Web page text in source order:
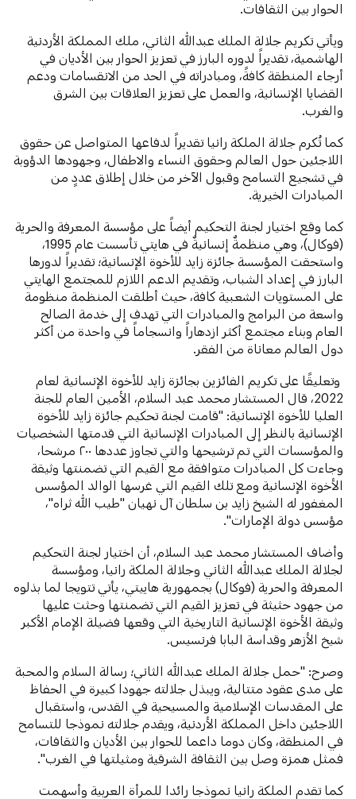
الحوار بين الثقافات.
ويأتي تكريم جلالة الملك عبدالله الثاني، ملك المملكة الأردنية
الهاشمية، تقديراً لدوره البارز في تعزيز الحوار بين الأديان في
أرجاء المنطقة كافةً، ومبادراته في الحد من الانقسامات ودعم
القضايا الإنسانية، والعمل على تعزيز العلاقات بين الشرق
والغرب.
كما تُكرم جلالة الملكة رانيا تقديراً لدفاعها المتواصل عن حقوق
اللاجئين حول العالم وحقوق النساء والاطفال، وجهودها الدؤوبة
في تشجيع التسامح وقبول الآخر من خلال إطلاق عددٍ من
المبادرات الخيرية.
كما وقع اختيار لجنة التحكيم أيضاً على مؤسسة المعرفة والحرية
(فوكال)، وهي منظمةٌ إنسانيةٌ في هايتي تأسست عام 1995،
واستحقت المؤسسة جائزة زايد للأخوة الإنسانية؛ تقديراً لدورها
البارز في إعداد الشباب، وتقديم الدعم اللازم للمجتمع الهايتي
على المستويات الشعبية كافة، حيث أطلقت المنظمة منظومة
واسعة من البرامج والمبادرات التي تهدف إلى خدمة الصالح
العام وبناء مجتمع أكثر ازدهاراً وانسجاماً في واحدة من أكثر
دول العالم معاناة من الفقر.
وتعليقًا على تكريم الفائزين بجائزة زايد للأخوة الإنسانية لعام
2022، قال المستشار محمد عبد السلام، الأمين العام للجنة
العليا للأخوة الإنسانية: "قامت لجنة تحكيم جائزة زايد للأخوة
الإنسانية بالنظر إلى المبادرات الإنسانية التي قدمتها الشخصيات
والمؤسسات التي تم ترشيحها والتي تجاوز عددها ٢٠٠ مرشحا،
وجاءت كل المبادرات متوافقة مع القيم التي تضمنتها وثيقة
الأخوة الإنسانية ومع تلك القيم التي غرسها الوالد المؤسس
المغفور له الشيخ زايد بن سلطان آل نهيان "طيب الله ثراه"،
مؤسس دولة الإمارات".
وأضاف المستشار محمد عبد السلام، أن اختيار لجنة التحكيم
لجلالة الملك عبدالله الثاني وجلالة الملكة رانيا، ومؤسسة
المعرفة والحرية (فوكال) بجمهورية هاييتي، يأتي تتويجا لما بذلوه
من جهود حثيثة في تعزيز القيم التي تضمنتها وحثت عليها
وثيقة الأخوة الإنسانية التاريخية التي وقعها فضيلة الإمام الأكبر
شيخ الأزهر وقداسة البابا فرنسيس.
وصرح: "حمل جلالة الملك عبدالله الثاني؛ رسالة السلام والمحبة
على مدى عقود متتالية، ويبذل جلالته جهودا كبيرة في الحفاظ
على المقدسات الإسلامية والمسيحية في القدس، واستقبال
اللاجئين داخل المملكة الأردنية، ويقدم جلالته نموذجا للتسامح
في المنطقة، وكان دوما داعما للحوار بين الأديان والثقافات،
فمثل همزة وصل بين الثقافة الشرقية ومثيلتها في الغرب".
كما تقدم الملكة رانيا نموذجا رائدا للمرأة العربية وأسهمت